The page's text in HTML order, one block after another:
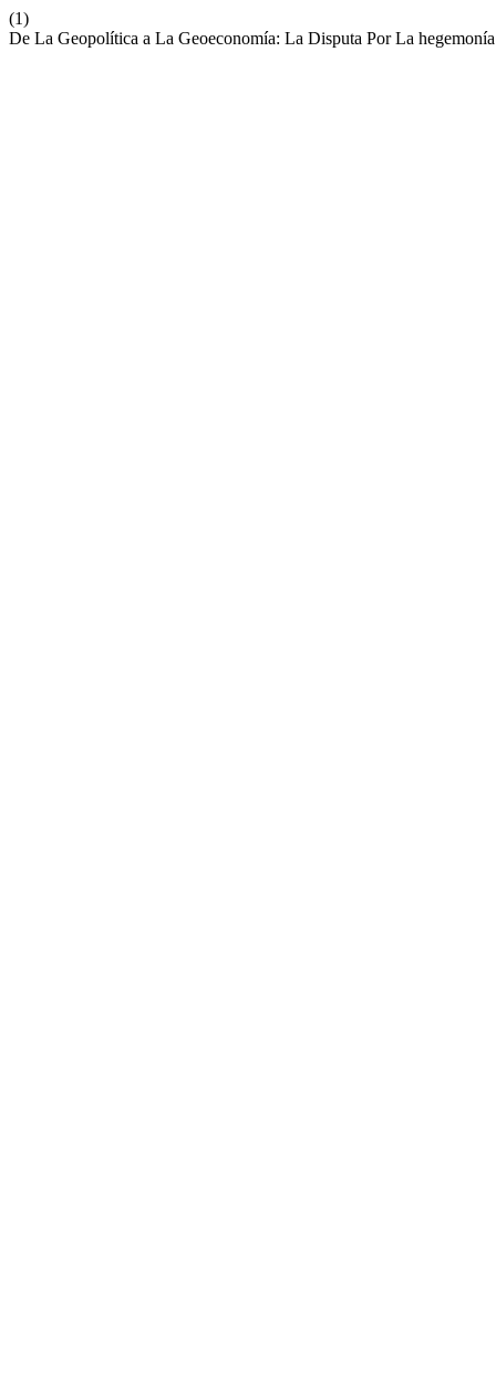
(1)
De La Geopolítica a La Geoeconomía: La Disputa Por La